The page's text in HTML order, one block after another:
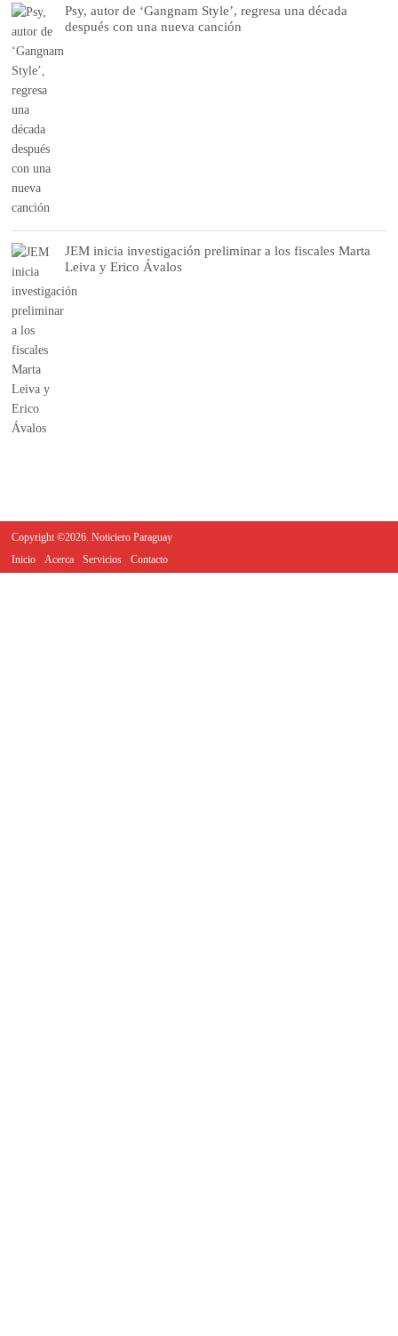
Psy, autor de ‘Gangnam Style’, regresa una década
después con una nueva canción
JEM inicia investigación preliminar a los fiscales Marta
Leiva y Erico Ávalos
Copyright ©2026. Noticiero Paraguay
Inicio
Acerca Servicios Contacto